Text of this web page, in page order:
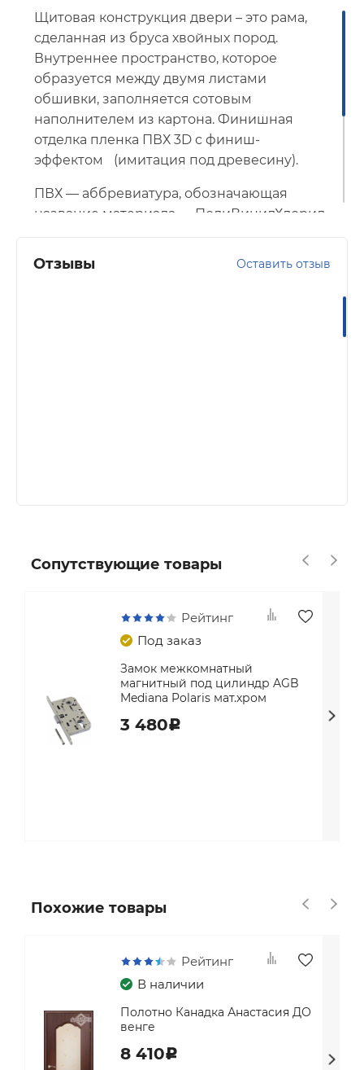
Щитовая конструкция двери – это рама,
сделанная из бруса хвойных пород.
Внутреннее пространство, которое
образуется между двумя листами
обшивки, заполняется сотовым
наполнителем из картона. Финишная
отделка пленка ПВХ 3D с финиш-
эффектом
(имитация под древесину).
ПВХ — аббревиатура, обозначающая
название материала — ПолиВинилХлорид.
Отзывы Оставить отзыв
Сопутствующие товары
Рейтинг
Под заказ
Замок межкомнатный
магнитный под цилиндр AGB
Mediana Polaris мат.хром
3 480c
Похожие товары
Рейтинг
В наличии
Полотно Канадка Анастасия ДО
венге
8 410c